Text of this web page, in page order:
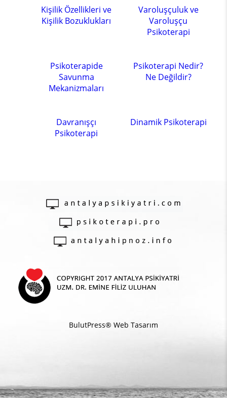
Kişilik Özellikleri ve
Kişilik Bozuklukları
Varoluşçuluk ve
Varoluşçu
Psikoterapi
Psikoterapide
Savunma
Mekanizmaları
Psikoterapi Nedir?
Ne Değildir?
Davranışçı
Psikoterapi
Dinamik Psikoterapi
BulutPress® Web Tasarım